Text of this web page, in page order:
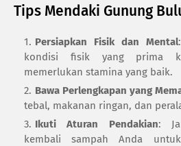
Tips Mendaki Gunung
Persiapkan Fisik dan Mental
kondisi fisik yang prima
memerlukan stamina yang baik.
Bawa Perlengkapan yang
tebal, makanan ringan, dan
Ikuti Aturan Pendakian:
kembali sampah Anda